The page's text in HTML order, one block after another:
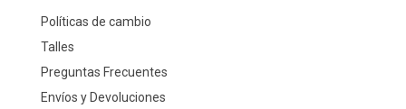
Políticas de cambio
Talles
Preguntas Frecuentes
Envíos y Devoluciones